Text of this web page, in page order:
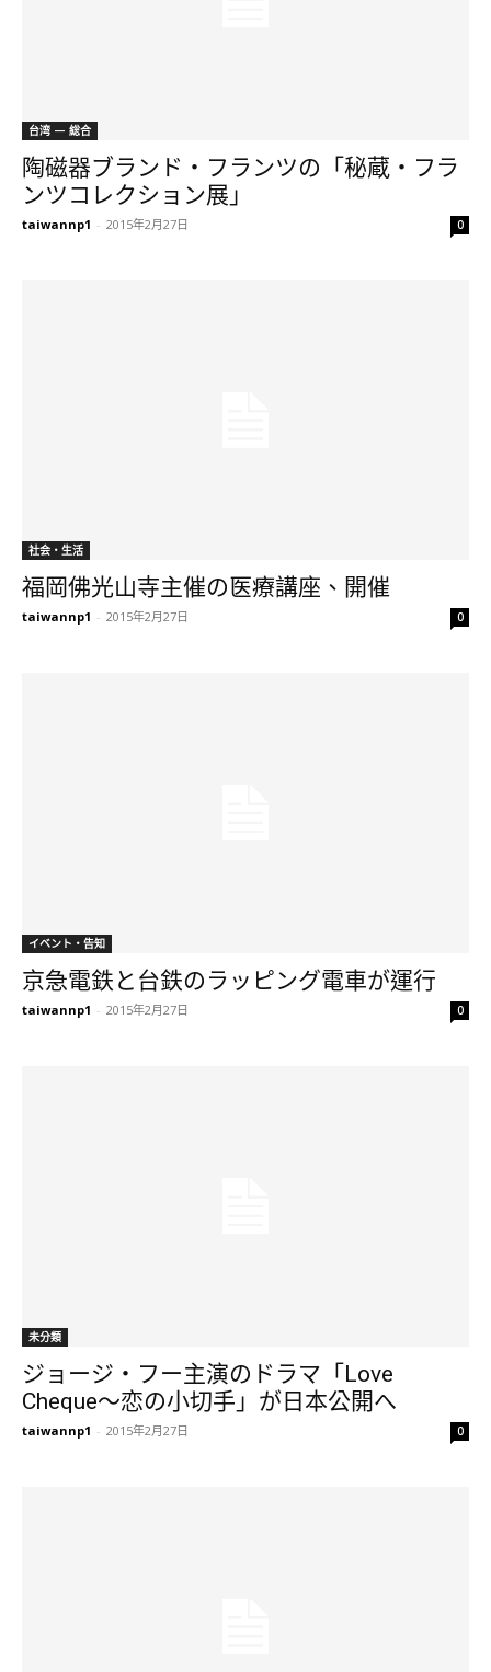
台湾 — 総合
陶磁器ブランド・フランツの「秘蔵・フラ
ンツコレクション展」
taiwannp1 - 2015年2月27日 0
社会・生活
福岡佛光山寺主催の医療講座、開催
taiwannp1 - 2015年2月27日 0
イベント・告知
京急電鉄と台鉄のラッピング電車が運行
taiwannp1 - 2015年2月27日 0
未分類
ジョージ・フー主演のドラマ「Love
Cheque～恋の小切手」が日本公開へ
taiwannp1 - 2015年2月27日 0